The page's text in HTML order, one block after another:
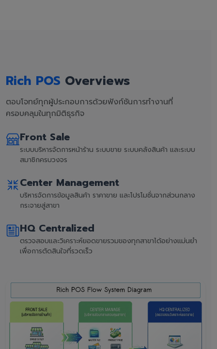
Rich POS Overviews
ตอบโจทย์ทุกผู้ประกอบการด้วยฟังก์ชันการทำงานที่
ครอบคลุมในทุกมิติธุรกิจ
Front Sale
ระบบบริหารจัดการหน้าร้าน ระบบขาย ระบบคลังสินค้า และระบบ
สมาชิกครบวงจร
Center Management
บริหารจัดการข้อมูลสินค้า ราคาขาย และโปรโมชั่นจากส่วนกลาง
กระจายสู่สาขา
HQ Centralized
ตรวจสอบและวิเคราะห์ยอดขายรวมของทุกสาขาได้อย่างแม่นยำ
เพื่อการตัดสินใจที่รวดเร็ว